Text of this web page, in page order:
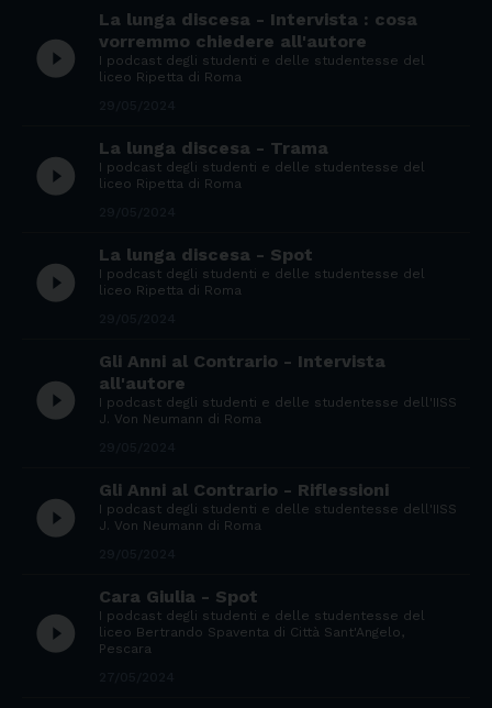
play_circle_filled
La lunga discesa - Intervista : cosa
vorremmo chiedere all'autore
I podcast degli studenti e delle studentesse del
liceo Ripetta di Roma
play_circle_filled
La lunga discesa - Trama
I podcast degli studenti e delle studentesse del
liceo Ripetta di Roma
play_circle_filled
La lunga discesa - Spot
I podcast degli studenti e delle studentesse del
liceo Ripetta di Roma
play_circle_filled
Gli Anni al Contrario - Intervista
all'autore
I podcast degli studenti e delle studentesse dell'IISS
J. Von Neumann di Roma
play_circle_filled
Gli Anni al Contrario - Riflessioni
I podcast degli studenti e delle studentesse dell'IISS
J. Von Neumann di Roma
play_circle_filled
Cara Giulia - Spot
I podcast degli studenti e delle studentesse del
liceo Bertrando Spaventa di Città Sant'Angelo,
Pescara